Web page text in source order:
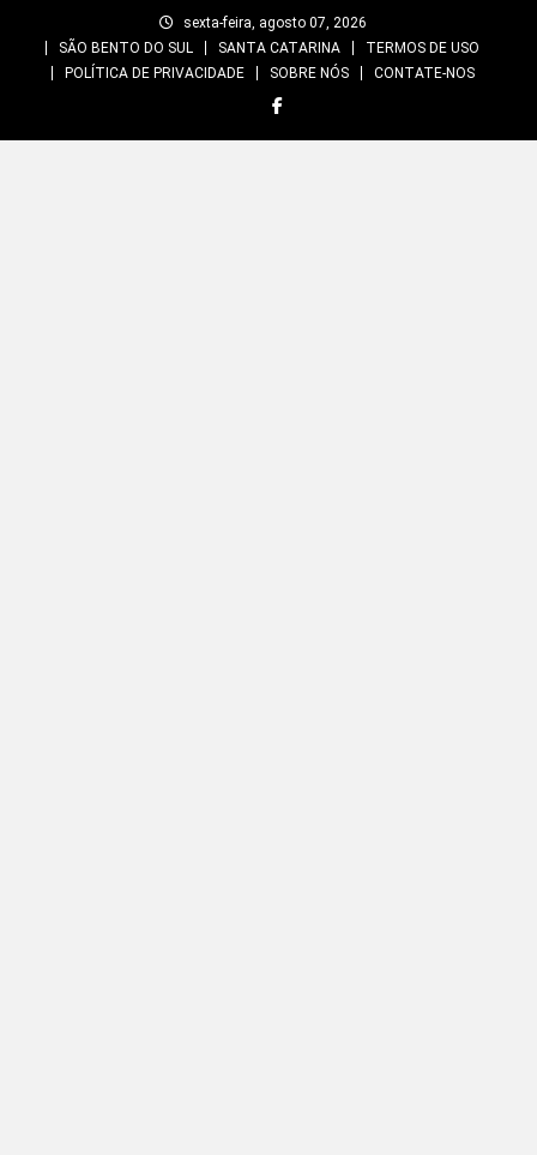
sexta-feira, agosto 07, 2026
SÃO BENTO DO SUL
SANTA CATARINA
TERMOS DE USO
POLÍTICA DE PRIVACIDADE
SOBRE NÓS CONTATE-NOS